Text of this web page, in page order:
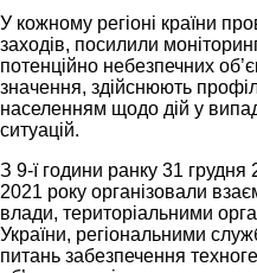
У кожному регіоні країни
заходів, посилили
потенційно небезпечних
значення, здійснюють
населенням щодо дій у
ситуацій.
З 9-ї години ранку 31 грудня
2021 року організовали
влади, територіальними
України, регіональними
питань забезпечення